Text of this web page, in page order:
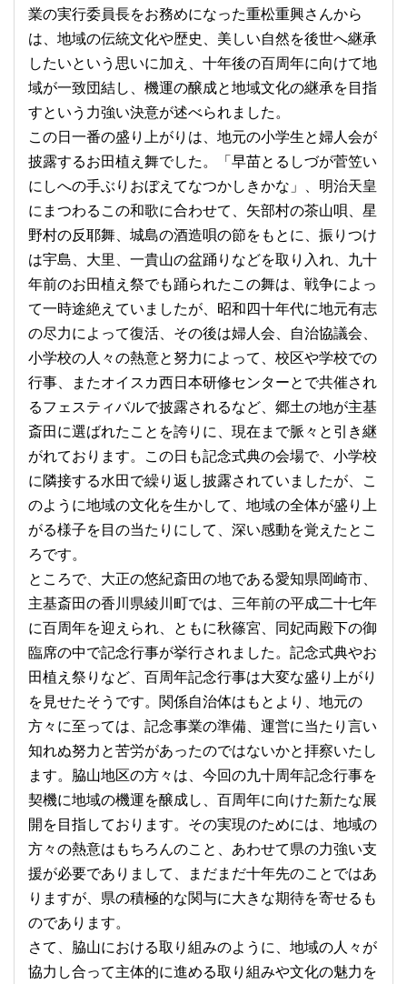
業の実行委員長をお務めになった重松重興さんから
は、地域の伝統文化や歴史、美しい自然を後世へ継承
したいという思いに加え、十年後の百周年に向けて地
域が一致団結し、機運の醸成と地域文化の継承を目指
すという力強い決意が述べられました。
この日一番の盛り上がりは、地元の小学生と婦人会が
披露するお田植え舞でした。「早苗とるしづが菅笠い
にしへの手ぶりおぼえてなつかしきかな」、明治天皇
にまつわるこの和歌に合わせて、矢部村の茶山唄、星
野村の反耶舞、城島の酒造唄の節をもとに、振りつけ
は宇島、大里、一貴山の盆踊りなどを取り入れ、九十
年前のお田植え祭でも踊られたこの舞は、戦争によっ
て一時途絶えていましたが、昭和四十年代に地元有志
の尽力によって復活、その後は婦人会、自治協議会、
小学校の人々の熱意と努力によって、校区や学校での
行事、またオイスカ西日本研修センターとで共催され
るフェスティバルで披露されるなど、郷土の地が主基
斎田に選ばれたことを誇りに、現在まで脈々と引き継
がれております。この日も記念式典の会場で、小学校
に隣接する水田で繰り返し披露されていましたが、こ
のように地域の文化を生かして、地域の全体が盛り上
がる様子を目の当たりにして、深い感動を覚えたとこ
ろです。
ところで、大正の悠紀斎田の地である愛知県岡崎市、
主基斎田の香川県綾川町では、三年前の平成二十七年
に百周年を迎えられ、ともに秋篠宮、同妃両殿下の御
臨席の中で記念行事が挙行されました。記念式典やお
田植え祭りなど、百周年記念行事は大変な盛り上がり
を見せたそうです。関係自治体はもとより、地元の
方々に至っては、記念事業の準備、運営に当たり言い
知れぬ努力と苦労があったのではないかと拝察いたし
ます。脇山地区の方々は、今回の九十周年記念行事を
契機に地域の機運を醸成し、百周年に向けた新たな展
開を目指しております。その実現のためには、地域の
方々の熱意はもちろんのこと、あわせて県の力強い支
援が必要でありまして、まだまだ十年先のことではあ
りますが、県の積極的な関与に大きな期待を寄せるも
のであります。
さて、脇山における取り組みのように、地域の人々が
協力し合って主体的に進める取り組みや文化の魅力を